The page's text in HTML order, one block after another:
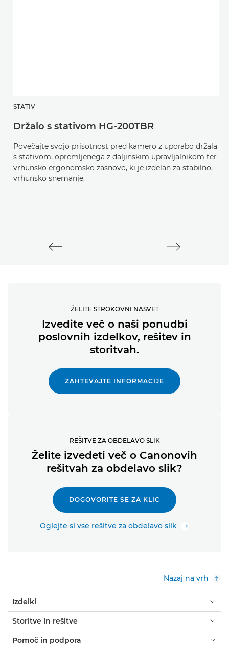
STATIV
Držalo s stativom HG-200TBR
Povečajte svojo prisotnost pred kamero z uporabo držala
s stativom, opremljenega z daljinskim upravljalnikom ter
vrhunsko ergonomsko zasnovo, ki je izdelan za stabilno,
vrhunsko snemanje.
ŽELITE STROKOVNI NASVET
Izvedite več o naši ponudbi
poslovnih izdelkov, rešitev in
storitvah.
ZAHTEVAJTE INFORMACIJE
REŠITVE ZA OBDELAVO SLIK
Želite izvedeti več o Canonovih
rešitvah za obdelavo slik?
DOGOVORITE SE ZA KLIC
Oglejte si vse rešitve za obdelavo slik
Nazaj na vrh
Izdelki
Storitve in rešitve
Pomoč in podpora